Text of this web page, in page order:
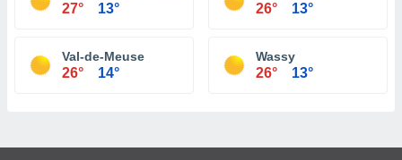
27° 13° 26° 13°
Val-de-Meuse
26° 14°
Wassy
26° 13°